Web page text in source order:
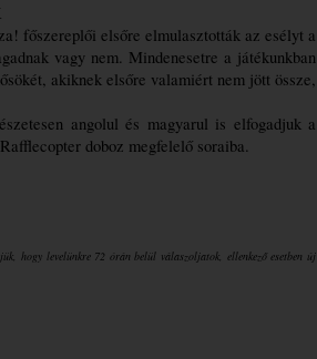
főszereplői elsőre elmulasztották az esélyt a
vagy nem. Mindenesetre a játékunkban
akiknek elsőre valamiért nem jött össze,
angolul és magyarul is elfogadjuk a
doboz megfelelő soraiba.
hogy levelünkre 72 órán belül válaszoljatok, ellenkező esetben új